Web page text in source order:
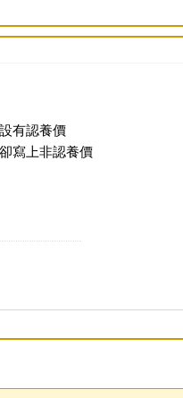
有認養價
寫上非認養價